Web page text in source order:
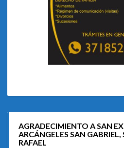
AGRADECIMIENTO A SAN
ARCÁNGELES SAN
RAFAEL